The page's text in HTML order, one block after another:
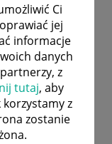
Ci
jej
informacje
danych
z
tutaj, aby
z
zostanie